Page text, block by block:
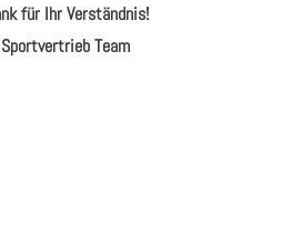
für Ihr Verständnis!
Team